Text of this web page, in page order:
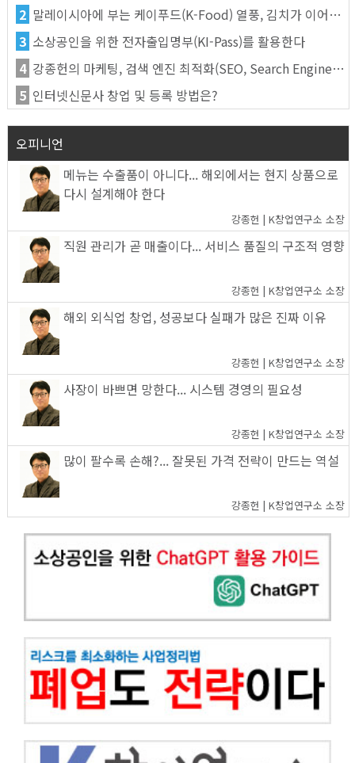
2 말레이시아에 부는 케이푸드(K-Food) 열풍, 김치가 이어간다
3 소상공인을 위한 전자출입명부(KI-Pass)를 활용한다
4 강종헌의 마케팅, 검색 엔진 최적화(SEO, Search Engine Optimization)란
5 인터넷신문사 창업 및 등록 방법은?
오피니언
메뉴는 수출품이 아니다... 해외에서는 현지 상품으로
다시 설계해야 한다
강종헌 | K창업연구소 소장
직원 관리가 곧 매출이다... 서비스 품질의 구조적 영향
강종헌 | K창업연구소 소장
해외 외식업 창업, 성공보다 실패가 많은 진짜 이유
강종헌 | K창업연구소 소장
사장이 바쁘면 망한다... 시스템 경영의 필요성
강종헌 | K창업연구소 소장
많이 팔수록 손해?... 잘못된 가격 전략이 만드는 역설
강종헌 | K창업연구소 소장